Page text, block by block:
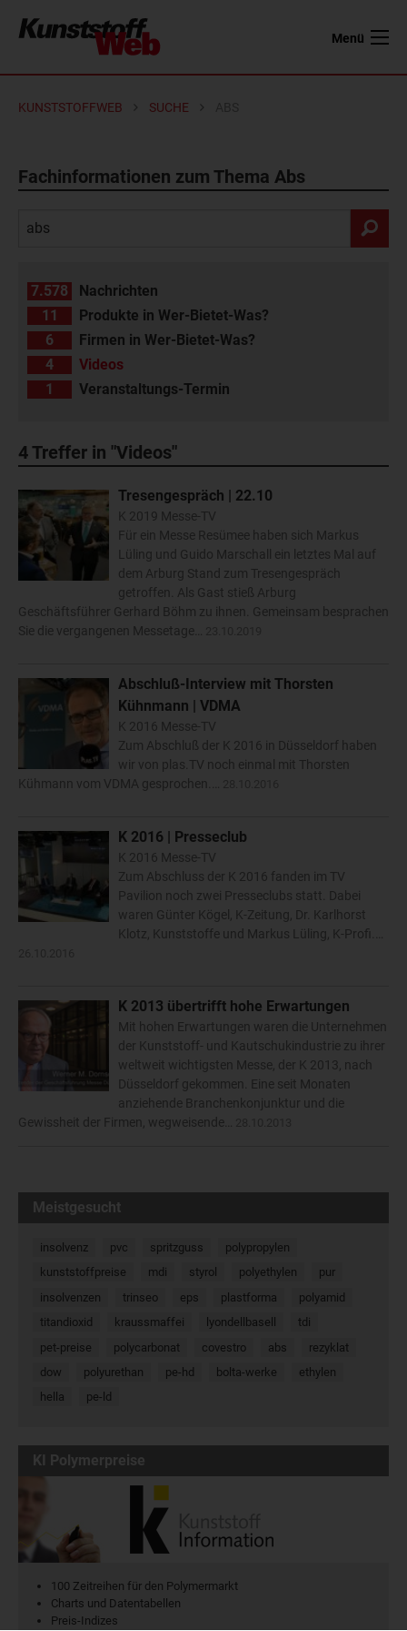
Menü
KUNSTSTOFFWEB SUCHE
Fachinformationen zum Thema Abs
7.578
Nachrichten
11
Produkte in Wer-Bietet-Was?
6
Firmen in Wer-Bietet-Was?
4
Videos
1
Veranstaltungs-Termin
4Treffer in "Videos"
Tresengespräch | 22.10
K 2019 Messe-TV
Für ein Messe Resümee haben sich Markus
Lüling und Guido Marschall ein letztes Mal auf
dem Arburg Stand zum Tresengespräch
getroffen. Als Gast stieß Arburg
Geschäftsführer Gerhard Böhm zu ihnen. Gemeinsam besprachen
Sie die vergangenen Messetage…
Abschluß-Interview mit Thorsten
Kühnmann | VDMA
K 2016 Messe-TV
Zum Abschluß der K 2016 in Düsseldorf haben
wir von plas.TV noch einmal mit Thorsten
Kühmann vom VDMA gesprochen.…
K 2016 | Presseclub
K 2016 Messe-TV
Zum Abschluss der K 2016 fanden im TV
Pavilion noch zwei Presseclubs statt. Dabei
waren Günter Kögel, K-Zeitung, Dr. Karlhorst
Klotz, Kunststoffe und Markus Lüling, K-Profi.…
K 2013 übertrifft hohe Erwartungen
Mit hohen Erwartungen waren die Unternehmen
der Kunststoff- und Kautschukindustrie zu ihrer
weltweit wichtigsten Messe, der K 2013, nach
Düsseldorf gekommen. Eine seit Monaten
anziehende Branchenkonjunktur und die
Gewissheit der Firmen, wegweisende…
Meistgesucht
insolvenz pvc spritzguss
polypropylen
kunststoffpreise
mdi styrol polyethylen
pur
insolvenzen
trinseo eps plastforma
polyamid
titandioxid
kraussmaffei lyondellbasell
tdi
pet-preise
polycarbonat covestro abs
rezyklat
dow
polyurethan pe-hd bolta-werke
ethylen
hella
pe-ld
KI Polymerpreise
100 Zeitreihen für den Polymermarkt
Charts und Datentabellen
Preis-Indizes